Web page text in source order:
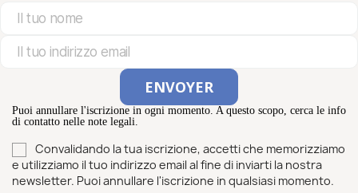
Puoi annullare l'iscrizione in ogni momento. A questo scopo, cerca le info
di contatto nelle note legali.
Convalidando la tua iscrizione, accetti che memorizziamo
e utilizziamo il tuo indirizzo email al fine di inviarti la nostra
newsletter. Puoi annullare l'iscrizione in qualsiasi momento.